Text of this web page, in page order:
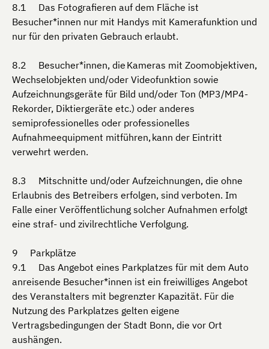
Das Fotografieren auf dem Fläche ist
Besucher*innen nur mit Handys mit Kamerafunktion und
nur für den privaten Gebrauch erlaubt.
Besucher*innen, die Kameras mit Zoomobjektiven,
Wechselobjekten und/oder Videofunktion sowie
Aufzeichnungsgeräte für Bild und/oder Ton (MP3/MP4-
Rekorder, Diktiergeräte etc.) oder anderes
semiprofessionelles oder professionelles
Aufnahmeequipment mitführen, kann der Eintritt
verwehrt werden.
Mitschnitte und/oder Aufzeichnungen, die ohne
Erlaubnis des Betreibers erfolgen, sind verboten. Im
Falle einer Veröffentlichung solcher Aufnahmen erfolgt
eine straf- und zivilrechtliche Verfolgung.
Parkplätze
Das Angebot eines Parkplatzes für mit dem Auto
anreisende Besucher*innen ist ein freiwilliges Angebot
des Veranstalters mit begrenzter Kapazität. Für die
Nutzung des Parkplatzes gelten eigene
Vertragsbedingungen der Stadt Bonn, die vor Ort
aushängen.